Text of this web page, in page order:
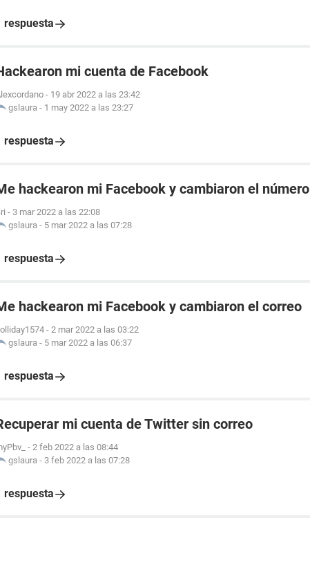
respuesta
mi cuenta de Facebook
- 19 abr 2022 a las 23:42
gslaura - 1 may 2022 a las 23:27
respuesta
hackearon mi Facebook y cambiaron el número
- 3 mar 2022 a las 22:08
gslaura - 5 mar 2022 a las 07:28
respuesta
hackearon mi Facebook y cambiaron el correo
- 2 mar 2022 a las 03:22
gslaura - 5 mar 2022 a las 06:37
respuesta
mi cuenta de Twitter sin correo
- 2 feb 2022 a las 08:44
gslaura - 3 feb 2022 a las 07:28
respuesta